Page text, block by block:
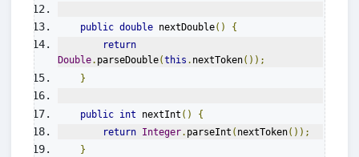
public double nextDouble()
{
return
Double. parseDouble(this . nextToken());
}
public int nextInt ()
{
return Integer. parseInt ( nextToken());
}